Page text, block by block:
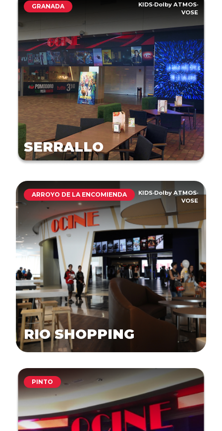
GRANADA KIDS·Dolby ATMOS·
VOSE
SERRALLO
ARROYO DE LA ENCOMIENDA KIDS·Dolby ATMOS·
VOSE
RIO SHOPPING
PINTO